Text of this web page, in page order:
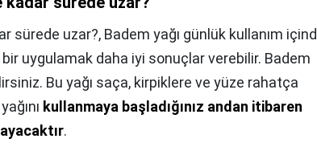
sürede uzar?, Badem yağı günlük kullanım
uygulamak daha iyi sonuçlar verebilir. Badem
Bu yağı saça, kirpiklere ve yüze rahatça
kullanmaya başladığınız andan itibaren
.